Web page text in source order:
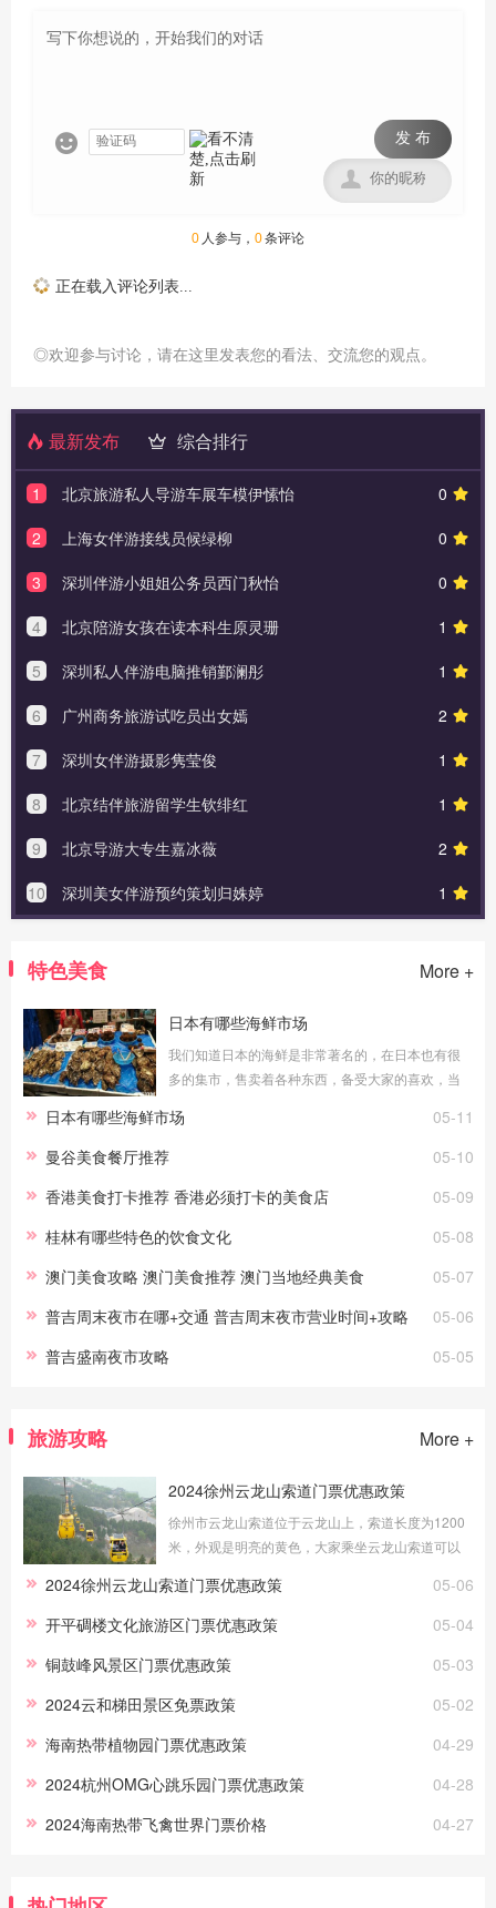
 发 布

0 人参与， 0条评论
正在载入评论列表...
◎欢迎参与讨论，请在这里发表您的看法、交流您的观点。
最新发布 综合排行
0
1
北京旅游私人导游车展车模伊愫怡
0
2
上海女伴游接线员候绿柳
0
3
深圳伴游小姐姐公务员西门秋怡
1
4
北京陪游女孩在读本科生原灵珊
1
5
深圳私人伴游电脑推销鄞澜彤
2
6
广州商务旅游试吃员出女嫣
1
7
深圳女伴游摄影隽莹俊
1
8
北京结伴旅游留学生钦绯红
2
9
北京导游大专生嘉冰薇
1
10 深圳美女伴游预约策划归姝婷
特色美食 More +
日本有哪些海鲜市场
我们知道日本的海鲜是非常著名的，在日本也有很
多的集市，售卖着各种东西，备受大家的喜欢，当
个日本这里可以吃海鲜的市场吧！大阪黑门市 05-11
日本有哪些海鲜市场
05-10
曼谷美食餐厅推荐
05-09
香港美食打卡推荐 香港必须打卡的美食店
05-08
桂林有哪些特色的饮食文化
05-07
澳门美食攻略 澳门美食推荐 澳门当地经典美食
05-06
普吉周末夜市在哪+交通 普吉周末夜市营业时间+攻略
05-05
普吉盛南夜市攻略
旅游攻略 More +
2024徐州云龙山索道门票优惠政策
徐州市云龙山索道位于云龙山上，索道长度为1200
米，外观是明亮的黄色，大家乘坐云龙山索道可以
道门票优惠政策。优惠政策1.4米(含)
05-06
2024徐州云龙山索道门票优惠政策
05-04
开平碉楼文化旅游区门票优惠政策
05-03
铜鼓峰风景区门票优惠政策
05-02
2024云和梯田景区免票政策
04-29
海南热带植物园门票优惠政策
04-28
2024杭州OMG心跳乐园门票优惠政策
04-27
2024海南热带飞禽世界门票价格